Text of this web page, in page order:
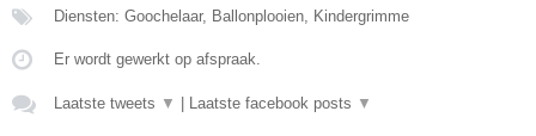
Diensten: Goochelaar, Ballonplooien, Kindergrimme
Er wordt gewerkt op afspraak.
Laatste tweets ▼ | Laatste facebook posts ▼